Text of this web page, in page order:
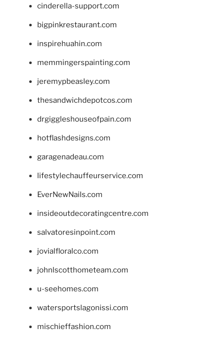
cinderella-support.com
bigpinkrestaurant.com
inspirehuahin.com
memmingerspainting.com
jeremypbeasley.com
thesandwichdepotcos.com
drgiggleshouseofpain.com
hotflashdesigns.com
garagenadeau.com
lifestylechauffeurservice.com
EverNewNails.com
insideoutdecoratingcentre.com
salvatoresinpoint.com
jovialfloralco.com
johnlscotthometeam.com
u-seehomes.com
watersportslagonissi.com
mischieffashion.com